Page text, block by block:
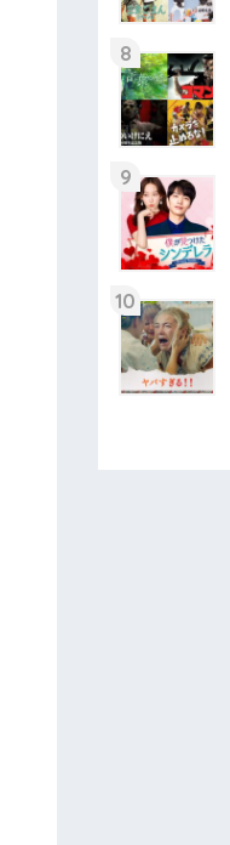
8
9
10